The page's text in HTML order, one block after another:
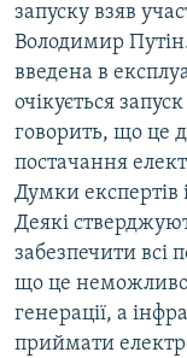
запуску взяв
Володимир
введена в
очікується
говорить, що це
постачання
Думки експертів
Деякі
забезпечити всі
що це неможливо,
генерації, а
приймати